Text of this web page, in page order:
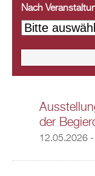
Nach
der
12.05.2026